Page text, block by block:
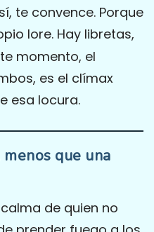
te convence. Porque
lore. Hay libretas,
momento, el
es el clímax
esa locura.
que una
de quien no